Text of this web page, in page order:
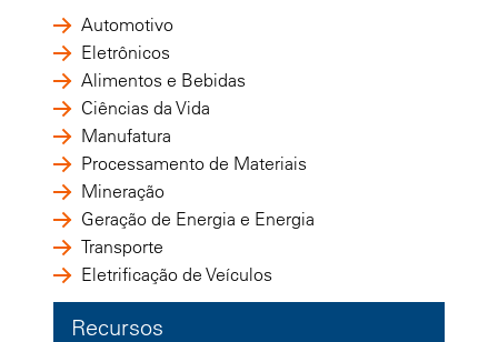
Automotivo
Eletrônicos
Alimentos e Bebidas
Ciências da Vida
Manufatura
Processamento de Materiais
Mineração
Geração de Energia e Energia
Transporte
Eletrificação de Veículos
Recursos